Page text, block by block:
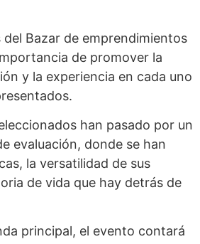
Bazar de emprendimientos
de promover la
y la experiencia en cada uno
han pasado por un
evaluación, donde se han
la versatilidad de sus
de vida que hay detrás de
principal, el evento contará